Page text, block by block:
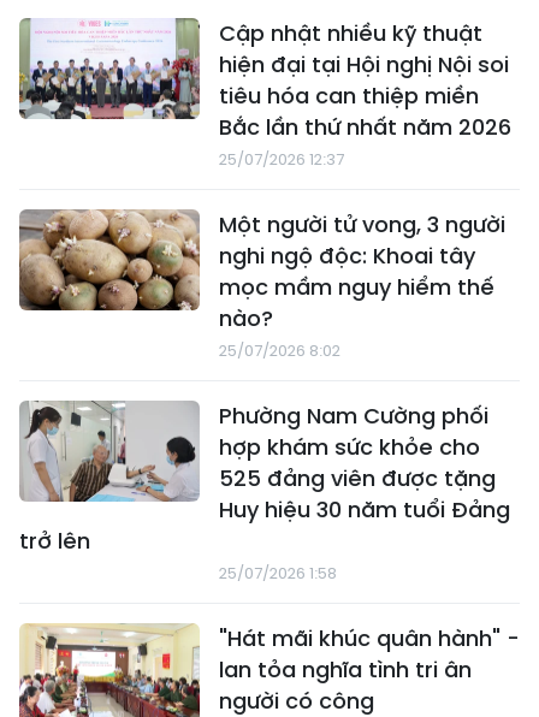
Cập nhật nhiều kỹ thuật
hiện đại tại Hội nghị Nội soi
tiêu hóa can thiệp miền
Bắc lần thứ nhất năm 2026
25/07/2026 12:37
Một người tử vong, 3 người
nghi ngộ độc: Khoai tây
mọc mầm nguy hiểm thế
nào?
25/07/2026 8:02
Phường Nam Cường phối
hợp khám sức khỏe cho
525 đảng viên được tặng
Huy hiệu 30 năm tuổi Đảng
trở lên
25/07/2026 1:58
"Hát mãi khúc quân hành" -
lan tỏa nghĩa tình tri ân
người có công